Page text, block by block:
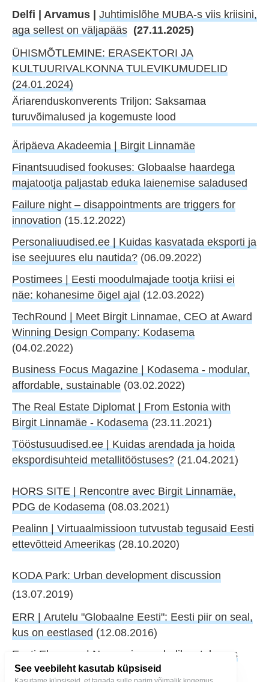
Delfi | Arvamus | Juhtimislõhe MUBA-s viis kriisini,
aga sellest on väljapääs (27.11.2025)
ÜHISMÕTLEMINE: ERASEKTORI JA
KULTUURIVALKONNA TULEVIKUMUDELID
(24.01.2024)
Äriarenduskonverents Triljon: Saksamaa
turuvõimalused ja kogemuste lood
Äripäeva Akadeemia | Birgit Linnamäe
Finantsuudised fookuses: Globaalse haardega
majatootja paljastab eduka laienemise saladused
Failure night – disappointments are triggers for
innovation (15.12.2022)
Personaliuudised.ee | Kuidas kasvatada eksporti ja
ise seejuures elu nautida? (06.09.2022)
Postimees | Eesti moodulmajade tootja kriisi ei
näe: kohanesime õigel ajal (12.03.2022)
TechRound | Meet Birgit Linnamae, CEO at Award
Winning Design Company: Kodasema
(04.02.2022)
Business Focus Magazine | Kodasema - modular,
affordable, sustainable (03.02.2022)
The Real Estate Diplomat | From Estonia with
Birgit Linnamäe - Kodasema (23.11.2021)
Tööstusuudised.ee | Kuidas arendada ja hoida
ekspordisuhteid metallitööstuses? (21.04.2021)
HORS SITE | Rencontre avec Birgit Linnamäe,
PDG de Kodasema (08.03.2021)
Pealinn | Virtuaalmissioon tutvustab tegusaid Eesti
ettevõtteid Ameerikas (28.10.2020)
KODA Park: Urban development discussion
(13.07.2019)
ERR | Arutelu "Globaalne Eesti": Eesti piir on seal,
kus on eestlased (12.08.2016)
Eesti Ekspress | Noor naine mehelikus tehases
(10.10.2002)
See veebileht kasutab küpsiseid